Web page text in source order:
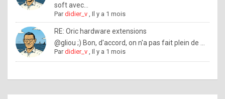
n
o
w
h
o
w
soft avec...
Pardidier_v ,Il y a 1 mois
RE: Oric hardware extensions
@gliou ;) Bon, d'accord, on n'a pas fait plein de ...
Pardidier_v ,Il y a 1 mois